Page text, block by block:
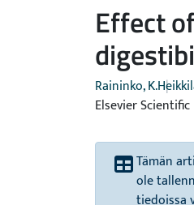
Effect
Raininko, K.
Elsevier
Tämän
ole
tiedoissa